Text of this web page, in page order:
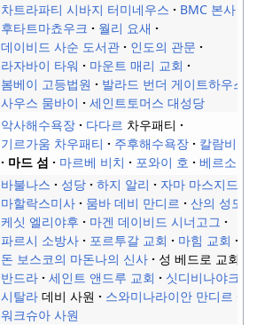
차트라파티 시바지 터미네우스
BMC 본사
후타트마쵸우크
월리 요새
데이비드 사순 도서관
인도의 관문
라자바이 타워
마운트 매리 교회
봄베이 고등법원
발라드 번더 게이트하우스
사우스 뭄바이
세인트토머스 대성당
악사해수욕장 다다르 차우패티
기르가움 차우패티
주후해수욕장
칼람비치
마드 섬
마르베 비치 포와이 호 베르소바
바불나스 성당 하지 알리
자마 마스지드
마할락스미사
뭄바 데비 만디르
산의 성모
케싯 엘리야후
마겐 데이비드 시너고그
파르시 소방사
포르투갈 교회
마힘 교회
돈 보스코의 마돈나의 신사
성 베드로 교회,
반드라
세인트 앤드루 교회
싯디비나야크
시탈라데비 사원
스와미나라이안 만디르
워크슈아 사원